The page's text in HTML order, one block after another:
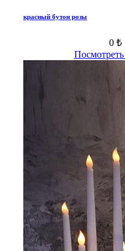
красный бутон розы
0 ₺